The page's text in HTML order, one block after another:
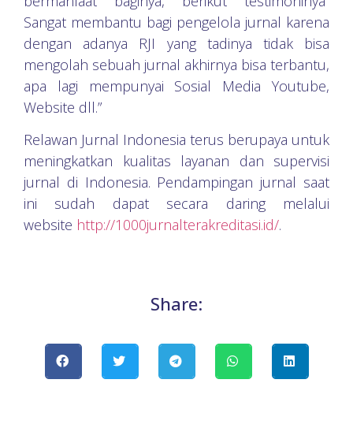
Sangat membantu bagi pengelola jurnal karena
dengan adanya RJI yang tadinya tidak bisa
mengolah sebuah jurnal akhirnya bisa terbantu,
apa lagi mempunyai Sosial Media Youtube,
Website dll.”
Relawan Jurnal Indonesia terus berupaya untuk
meningkatkan kualitas layanan dan supervisi
jurnal di Indonesia. Pendampingan jurnal saat
ini sudah dapat secara daring melalui
website http://1000jurnalterakreditasi.id/.
Share: